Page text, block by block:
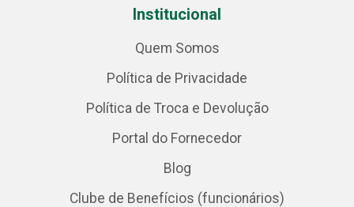
Institucional
Quem Somos
Política de Privacidade
Política de Troca e Devolução
Portal do Fornecedor
Blog
Clube de Benefícios (funcionários)